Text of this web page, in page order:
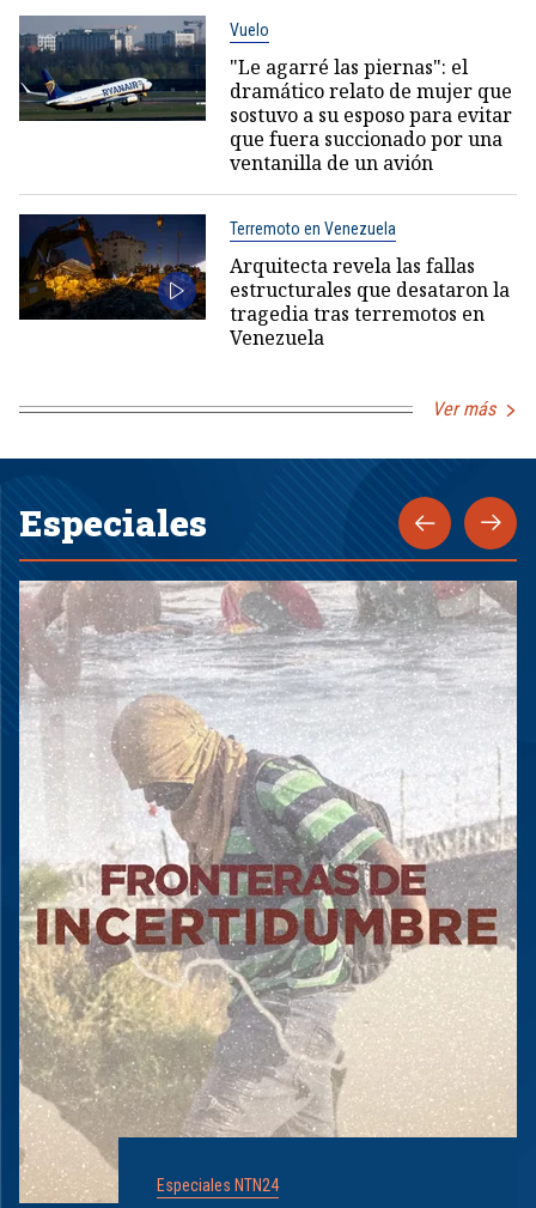
Vuelo
"Le agarré las piernas": el
dramático relato de mujer que
sostuvo a su esposo para evitar
que fuera succionado por una
ventanilla de un avión
Terremoto en Venezuela
Arquitecta revela las fallas
estructurales que desataron la
tragedia tras terremotos en
Venezuela
Ver más
Especiales
Especiales NTN24